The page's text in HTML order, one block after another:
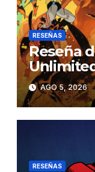
RESEÑAS
Reseña
AGO 5, 2026
RESEÑAS